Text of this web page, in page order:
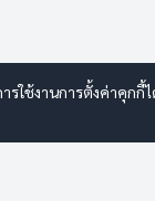
ใช้งานการตั้งค่าคุกกี้